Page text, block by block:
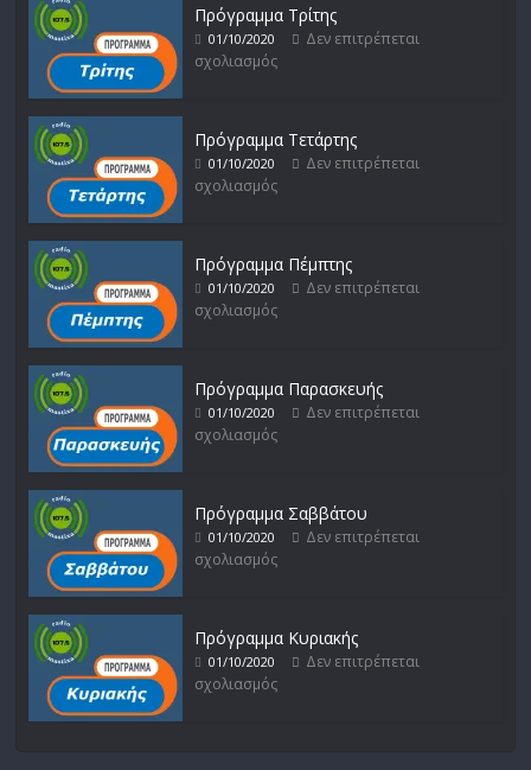
Πρόγραμμα Τρίτης
01/10/2020
Δεν επιτρέπεται
σχολιασμός
Πρόγραμμα Τετάρτης
01/10/2020
Δεν επιτρέπεται
σχολιασμός
Πρόγραμμα Πέμπτης
01/10/2020
Δεν επιτρέπεται
σχολιασμός
Πρόγραμμα Παρασκευής
01/10/2020
Δεν επιτρέπεται
σχολιασμός
Πρόγραμμα Σαββάτου
01/10/2020
Δεν επιτρέπεται
σχολιασμός
Πρόγραμμα Κυριακής
01/10/2020
Δεν επιτρέπεται
σχολιασμός